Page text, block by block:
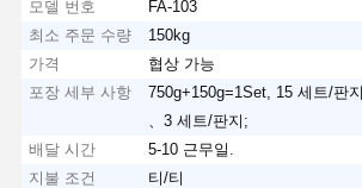
모델 번호
FA-103
최소 주문 수량
150kg
가격
협상 가능
포장 세부 사항
750g+150g=1Set, 15 세트/판
、3 세트/판지;
배달 시간
5-10 근무일.
지불 조건
티/티